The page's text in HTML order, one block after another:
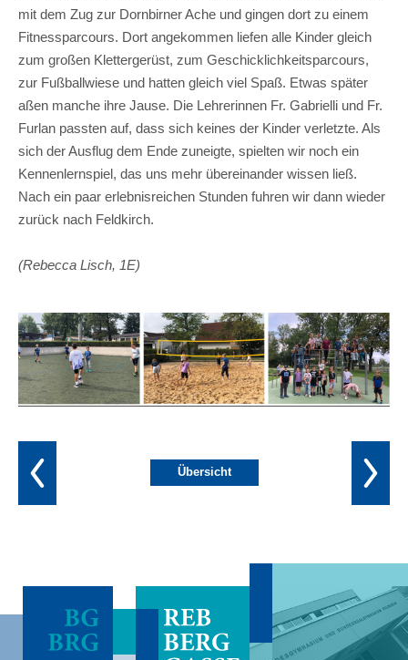
mit dem Zug zur Dornbirner Ache und gingen dort zu einem
Fitnessparcours. Dort angekommen liefen alle Kinder gleich
zum großen Klettergerüst, zum Geschicklichkeitsparcours,
zur Fußballwiese und hatten gleich viel Spaß. Etwas später
aßen manche ihre Jause. Die Lehrerinnen Fr. Gabrielli und Fr.
Furlan passten auf, dass sich keines der Kinder verletzte. Als
sich der Ausflug dem Ende zuneigte, spielten wir noch ein
Kennenlernspiel, das uns mehr übereinander wissen ließ.
Nach ein paar erlebnisreichen Stunden fuhren wir dann wieder
zurück nach Feldkirch.
(Rebecca Lisch, 1E)
Übersicht